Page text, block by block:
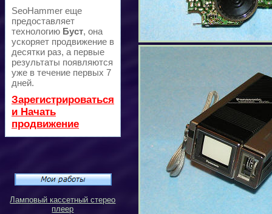
SeoHammer еще
предоставляет
технологию Буст, она
ускоряет продвижение в
десятки раз, а первые
результаты появляются
уже в течение первых 7
дней.
Зарегистрироваться
и Начать
продвижение
Ламповый кассетный стерео
плеер